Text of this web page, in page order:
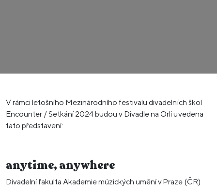
V rámci letošního Mezinárodního festivalu divadelních škol
Encounter / Setkání 2024 budou v Divadle na Orlí uvedena
tato představení:
anytime, anywhere
Divadelní fakulta Akademie múzických umění v Praze (ČR)